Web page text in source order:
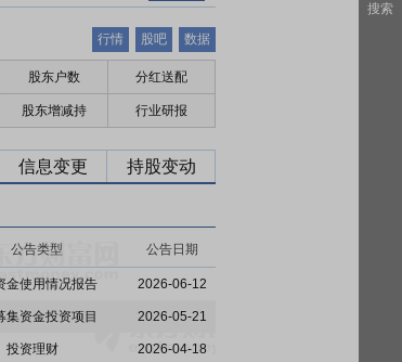
行情 股吧 数据
股东户数 分红送配
股东增减持 行业研报
信息变更 持股变动
公告类型 公告日期
金使用情况报告 2026-06-12
集资金投资项目 2026-05-21
投资理财 2026-04-18
搜索